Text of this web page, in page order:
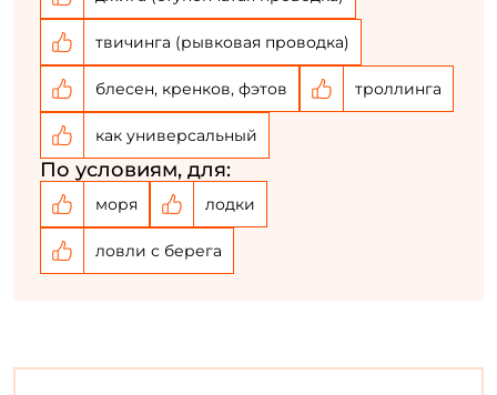
твичинга (рывковая проводка)
блесен, кренков, фэтов троллинга
как универсальный
По условиям, для:
моря лодки
ловли с берега